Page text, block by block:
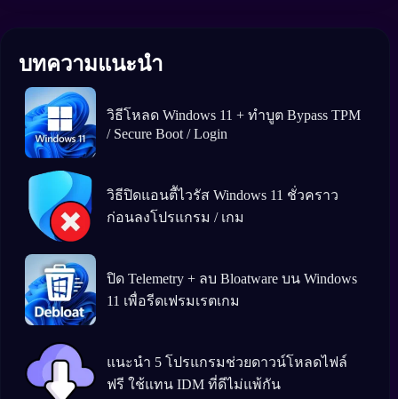
บทความแนะนำ
วิธีโหลด Windows 11 + ทำบูต Bypass TPM
/ Secure Boot / Login
วิธีปิดแอนตีัไวรัส Windows 11 ชั่วคราว
ก่อนลงโปรแกรม / เกม
ปิด Telemetry + ลบ Bloatware บน Windows
11 เพื่อรีดเฟรมเรตเกม
แนะนำ 5 โปรแกรมช่วยดาวน์โหลดไฟล์
ฟรี ใช้แทน IDM ที่ดีไม่แพ้กัน